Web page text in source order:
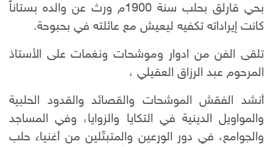
بحي قارلق بحلب سنة 1900م ورث عن والده بستاناً
كانت إيراداته تكفيه ليعيش مع عائلته في بحبوحة.
تلقى الفن من ادوار وموشحات ونغمات على الأستاذ
المرحوم عبد الرزاق العقيلي ،
أنشد الفقش الموشحات والقصائد والقدود الحلبية
والمواويل الدينية في التكايا والزوايا، وفي المساجد
والجوامع، في دور الورعين والمتبتّلين من أغنياء حلب